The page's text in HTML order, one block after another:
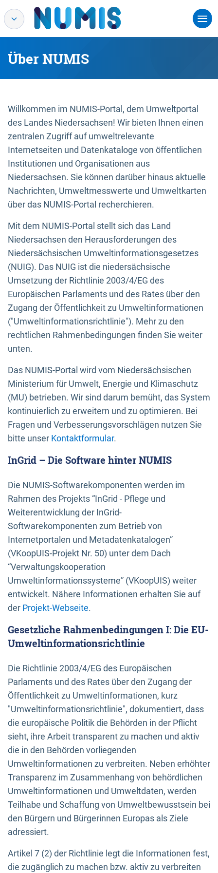
Über NUMIS
Willkommen im NUMIS-Portal, dem Umweltportal
des Landes Niedersachsen! Wir bieten Ihnen einen
zentralen Zugriff auf umweltrelevante
Internetseiten und Datenkataloge von öffentlichen
Institutionen und Organisationen aus
Niedersachsen. Sie können darüber hinaus aktuelle
Nachrichten, Umweltmesswerte und Umweltkarten
über das NUMIS-Portal recherchieren.
Mit dem NUMIS-Portal stellt sich das Land
Niedersachsen den Herausforderungen des
Niedersächsischen Umweltinformationsgesetzes
(NUIG). Das NUIG ist die niedersächsische
Umsetzung der Richtlinie 2003/4/EG des
Europäischen Parlaments und des Rates über den
Zugang der Öffentlichkeit zu Umweltinformationen
("Umweltinformationsrichtlinie"). Mehr zu den
rechtlichen Rahmenbedingungen finden Sie weiter
unten.
Das NUMIS-Portal wird vom Niedersächsischen
Ministerium für Umwelt, Energie und Klimaschutz
(MU) betrieben. Wir sind darum bemüht, das System
kontinuierlich zu erweitern und zu optimieren. Bei
Fragen und Verbesserungsvorschlägen nutzen Sie
bitte unser Kontaktformular.
InGrid – Die Software hinter NUMIS
Die NUMIS-Softwarekomponenten werden im
Rahmen des Projekts “InGrid - Pflege und
Weiterentwicklung der InGrid-
Softwarekomponenten zum Betrieb von
Internetportalen und Metadatenkatalogen”
(VKoopUIS-Projekt Nr. 50) unter dem Dach
“Verwaltungskooperation
Umweltinformationssysteme” (VKoopUIS) weiter
entwickelt. Nähere Informationen erhalten Sie auf
der Projekt-Webseite.
Gesetzliche Rahmenbedingungen I: Die EU-
Umweltinformationsrichtlinie
Die Richtlinie 2003/4/EG des Europäischen
Parlaments und des Rates über den Zugang der
Öffentlichkeit zu Umweltinformationen, kurz
"Umweltinformationsrichtlinie", dokumentiert, dass
die europäische Politik die Behörden in der Pflicht
sieht, ihre Arbeit transparent zu machen und aktiv
die in den Behörden vorliegenden
Umweltinformationen zu verbreiten. Neben erhöhter
Transparenz im Zusammenhang von behördlichen
Umweltinformationen und Umweltdaten, werden
Teilhabe und Schaffung von Umweltbewusstsein bei
den Bürgern und Bürgerinnen Europas als Ziele
adressiert.
Artikel 7 (2) der Richtlinie legt die Informationen fest,
die zugänglich zu machen bzw. aktiv zu verbreiten